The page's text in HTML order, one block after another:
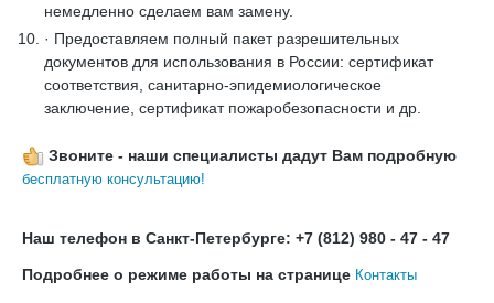
немедленно сделаем вам замену.
· Предоставляем полный пакет разрешительных
документов для использования в России: сертификат
соответствия, санитарно-эпидемиологическое
заключение, сертификат пожаробезопасности и др.
Звоните - наши специалисты дадут Вам подробную
бесплатную консультацию!
Наш телефон в Санкт-Петербурге: +7 (812) 980 - 47 - 47
Подробнее о режиме работы на странице Контакты